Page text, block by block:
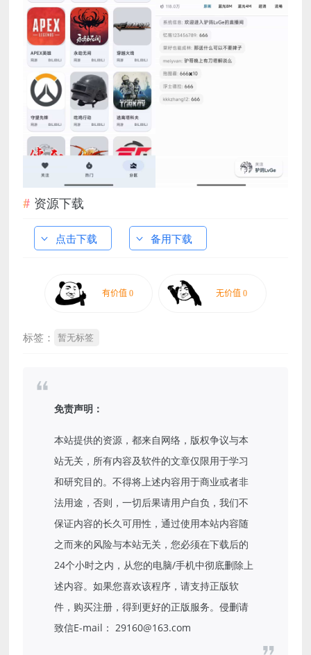
资源下载
点击下载 备用下载
标签： 暂无标签
免责声明：
本站提供的资源，都来自网络，版权争议与本
站无关，所有内容及软件的文章仅限用于学习
和研究目的。不得将上述内容用于商业或者非
法用途，否则，一切后果请用户自负，我们不
保证内容的长久可用性，通过使用本站内容随
之而来的风险与本站无关，您必须在下载后的
24个小时之内，从您的电脑/手机中彻底删除上
述内容。如果您喜欢该程序，请支持正版软
件，购买注册，得到更好的正版服务。侵删请
致信E-mail： 29160@163.com